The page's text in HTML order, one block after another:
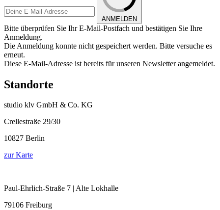
ANMELDEN
Bitte überprüfen Sie Ihr E-Mail-Postfach und bestätigen Sie Ihre
Anmeldung.
Die Anmeldung konnte nicht gespeichert werden. Bitte versuche es
erneut.
Diese E-Mail-Adresse ist bereits für unseren Newsletter angemeldet.
Standorte
studio klv GmbH & Co. KG
Crellestraße 29/30
10827 Berlin
zur Karte
Paul-Ehrlich-Straße 7 | Alte Lokhalle
79106 Freiburg